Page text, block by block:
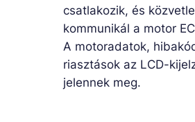
csatlakozik, és
kommunikál a motor
A motoradatok,
riasztások az LCD-
jelennek meg.